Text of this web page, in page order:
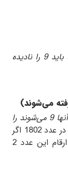
باید9 را نادیده
می‌شوند)
9 می‌شوند را
در عدد1802 اگر
این عدد 2